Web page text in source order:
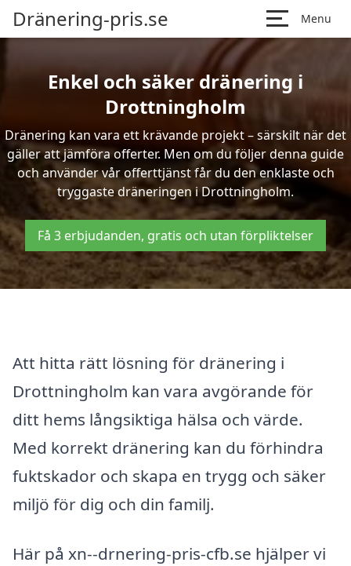
Dränering-pris.se Menu
Enkel och säker dränering i
Drottningholm
Dränering kan vara ett krävande projekt – särskilt när det
gäller att jämföra offerter. Men om du följer denna guide
och använder vår offerttjänst får du den enklaste och
tryggaste dräneringen i Drottningholm.
Få 3 erbjudanden, gratis och utan förpliktelser
Att hitta rätt lösning för dränering i
Drottningholm kan vara avgörande för
ditt hems långsiktiga hälsa och värde.
Med korrekt dränering kan du förhindra
fuktskador och skapa en trygg och säker
miljö för dig och din familj.
Här på xn--drnering-pris-cfb.se hjälper vi